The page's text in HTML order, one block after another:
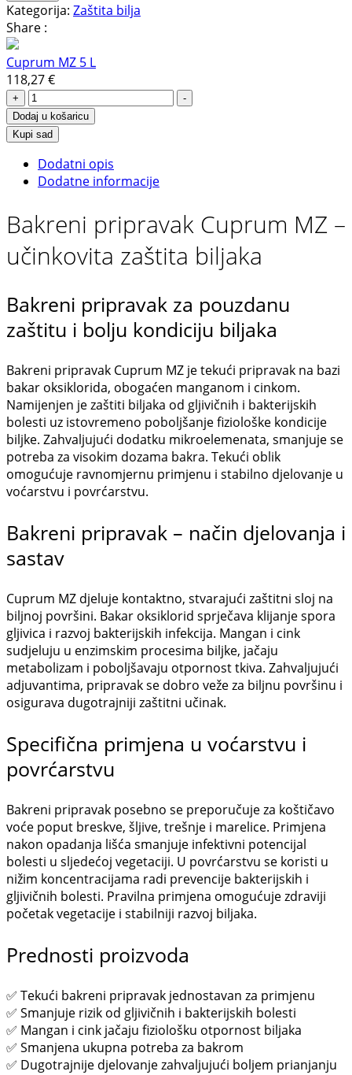
Kategorija: Zaštita bilja
Share :
Cuprum MZ 5 L
118,27€
+
-
Dodaj u košaricu
Kupi sad
Dodatni opis
Dodatne informacije
Bakreni pripravak Cuprum MZ –
učinkovita zaštita biljaka
Bakreni pripravak za pouzdanu
zaštitu i bolju kondiciju biljaka
Bakreni pripravak Cuprum MZ je tekući pripravak na bazi
bakar oksiklorida, obogaćen manganom i cinkom.
Namijenjen je zaštiti biljaka od gljivičnih i bakterijskih
bolesti uz istovremeno poboljšanje fiziološke kondicije
biljke. Zahvaljujući dodatku mikroelemenata, smanjuje se
potreba za visokim dozama bakra. Tekući oblik
omogućuje ravnomjernu primjenu i stabilno djelovanje u
voćarstvu i povrćarstvu.
Bakreni pripravak – način djelovanja i
sastav
Cuprum MZ djeluje kontaktno, stvarajući zaštitni sloj na
biljnoj površini. Bakar oksiklorid sprječava klijanje spora
gljivica i razvoj bakterijskih infekcija. Mangan i cink
sudjeluju u enzimskim procesima biljke, jačaju
metabolizam i poboljšavaju otpornost tkiva. Zahvaljujući
adjuvantima, pripravak se dobro veže za biljnu površinu i
osigurava dugotrajniji zaštitni učinak.
Specifična primjena u voćarstvu i
povrćarstvu
Bakreni pripravak posebno se preporučuje za koštičavo
voće poput breskve, šljive, trešnje i marelice. Primjena
nakon opadanja lišća smanjuje infektivni potencijal
bolesti u sljedećoj vegetaciji. U povrćarstvu se koristi u
nižim koncentracijama radi prevencije bakterijskih i
gljivičnih bolesti. Pravilna primjena omogućuje zdraviji
početak vegetacije i stabilniji razvoj biljaka.
Prednosti proizvoda
✅ Tekući bakreni pripravak jednostavan za primjenu
✅ Smanjuje rizik od gljivičnih i bakterijskih bolesti
✅ Mangan i cink jačaju fiziološku otpornost biljaka
✅ Smanjena ukupna potreba za bakrom
✅ Dugotrajnije djelovanje zahvaljujući boljem prianjanju